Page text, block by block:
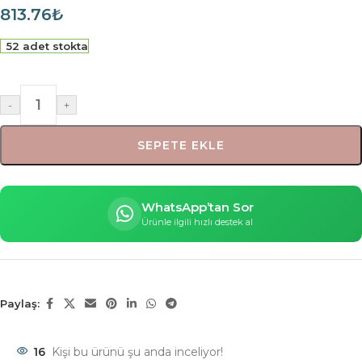
813.76₺
52 adet stokta
- +
SEPETE EKLE
WhatsApp’tan Sor
Ürünle ilgili hızlı destek al
Paylaş:
16 Kişi bu ürünü şu anda inceliyor!